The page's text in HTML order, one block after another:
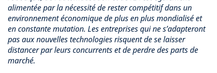
alimentée par la nécessité de rester compétitif dans un
environnement économique de plus en plus mondialisé et
en constante mutation. Les entreprises qui ne s’adapteront
pas aux nouvelles technologies risquent de se laisser
distancer par leurs concurrents et de perdre des parts de
marché.